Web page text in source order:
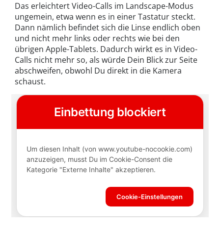
Das erleichtert Video-Calls im Landscape-Modus
ungemein, etwa wenn es in einer Tastatur steckt.
Dann nämlich befindet sich die Linse endlich oben
und nicht mehr links oder rechts wie bei den
übrigen Apple-Tablets. Dadurch wirkt es in Video-
Calls nicht mehr so, als würde Dein Blick zur Seite
abschweifen, obwohl Du direkt in die Kamera
schaust.